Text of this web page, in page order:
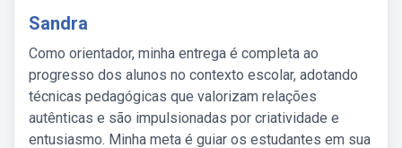
Sandra
Como orientador, minha entrega é completa ao
progresso dos alunos no contexto escolar, adotando
técnicas pedagógicas que valorizam relações
autênticas e são impulsionadas por criatividade e
entusiasmo. Minha meta é guiar os estudantes em sua